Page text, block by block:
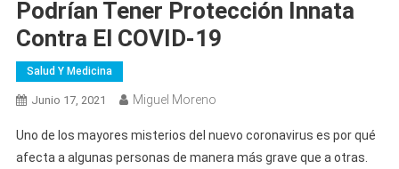
Podrían Tener Protección Innata
Contra El COVID-19
Salud Y Medicina
Junio 17, 2021 Miguel Moreno
Uno de los mayores misterios del nuevo coronavirus es por qué
afecta a algunas personas de manera más grave que a otras.